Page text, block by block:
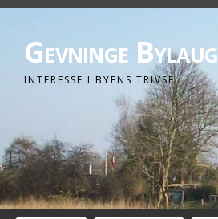
Gevninge Bylaug
INTERESSE I BYENS TRIVSEL